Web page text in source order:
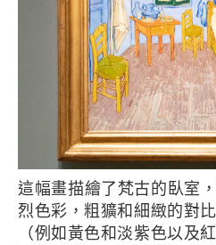
這幅畫描繪了梵古的臥室，被稱為“黃色房間”。強
烈色彩，粗獷和細緻的對
（例如黃色和淡紫色以及